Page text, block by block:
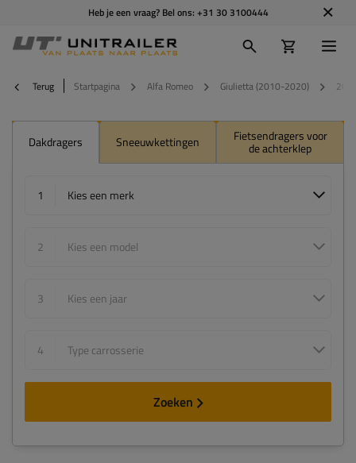
Heb je een vraag? Bel ons: +31 30 3100444
Terug Startpagina Alfa Romeo Giulietta (2010-2020)
Dakdragers Sneeuwkettingen Fietsendragers voor
de achterklep
1 Kies een merk
2 Kies een model
3 Kies een jaar
4 Type carrosserie
Zoeken